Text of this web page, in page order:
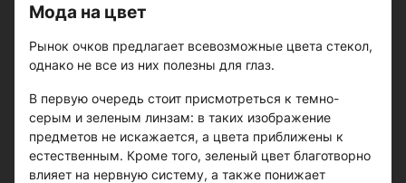
Мода на цвет
Рынок очков предлагает всевозможные цвета стекол,
однако не все из них полезны для глаз.
В первую очередь стоит присмотреться к темно-
серым и зеленым линзам: в таких изображение
предметов не искажается, а цвета приближены к
естественным. Кроме того, зеленый цвет благотворно
влияет на нервную систему, а также понижает